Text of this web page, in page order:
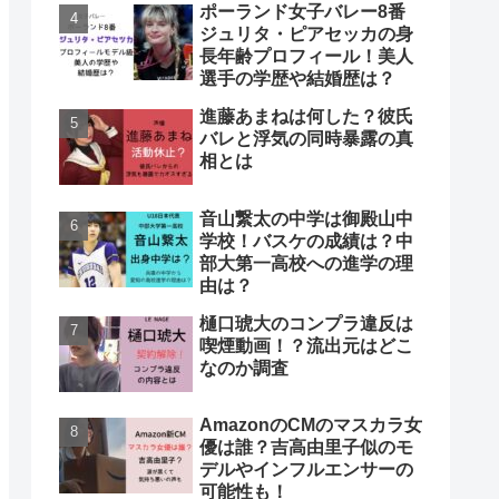
ポーランド女子バレー8番
ジュリタ・ピアセッカの身
長年齢プロフィール！美人
選手の学歴や結婚歴は？
進藤あまねは何した？彼氏
バレと浮気の同時暴露の真
相とは
音山繋太の中学は御殿山中
学校！バスケの成績は？中
部大第一高校への進学の理
由は？
樋口琥大のコンプラ違反は
喫煙動画！？流出元はどこ
なのか調査
AmazonのCMのマスカラ女
優は誰？吉高由里子似のモ
デルやインフルエンサーの
可能性も！